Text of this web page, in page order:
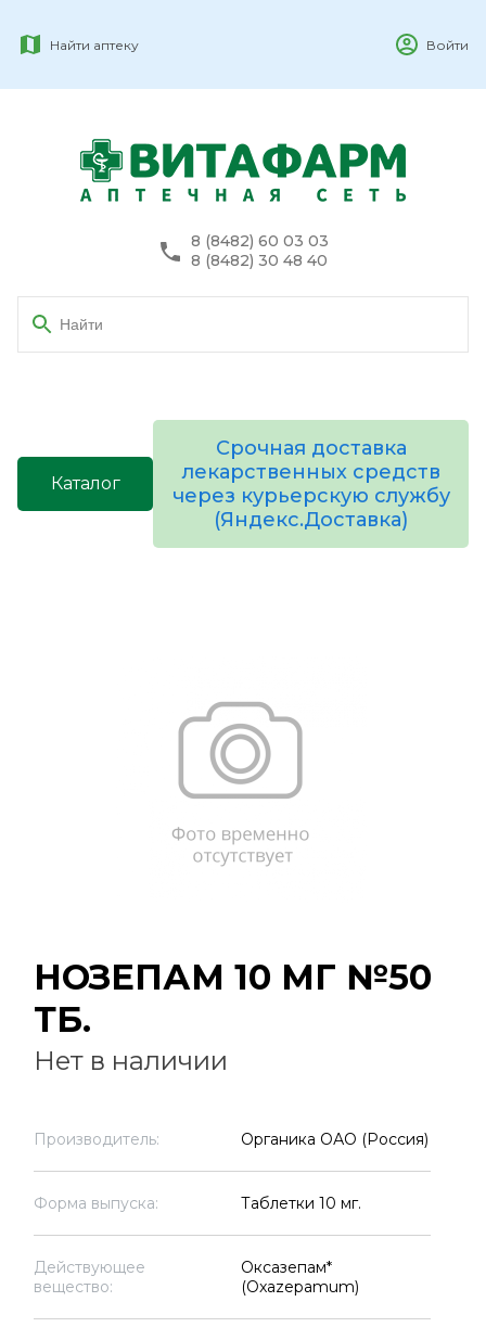
Найти аптеку Войти
8 (8482) 60 03 03
8 (8482) 30 48 40
Каталог
Срочная доставка
лекарственных средств
через курьерскую службу
(Яндекс.Доставка)
НОЗЕПАМ 10 МГ №50
ТБ.
Нет в наличии
Производитель: Органика ОАО (Россия)
Форма выпуска: Таблетки 10 мг.
Действующее
вещество:
Оксазепам*
(Oxazepamum)